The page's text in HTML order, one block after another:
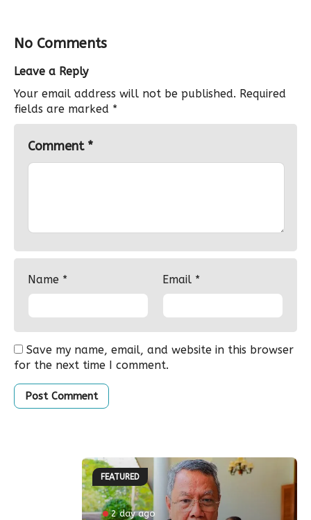
No Comments
Leave a Reply
Your email address will not be published. Required
fields are marked *
Comment *
Name * Email *
Save my name, email, and website in this browser
for the next time I comment.
FEATURED
2 day ago